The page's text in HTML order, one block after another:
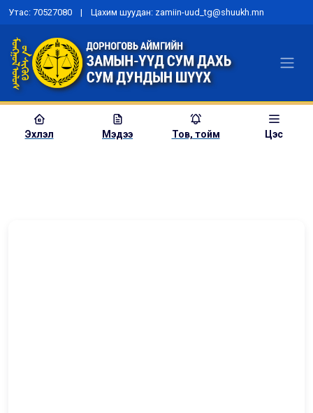
Утас: 70527080 | Цахим шуудан: zamiin-uud_tg@shuukh.mn
Эхлэл Мэдээ Тов, тойм Цэс